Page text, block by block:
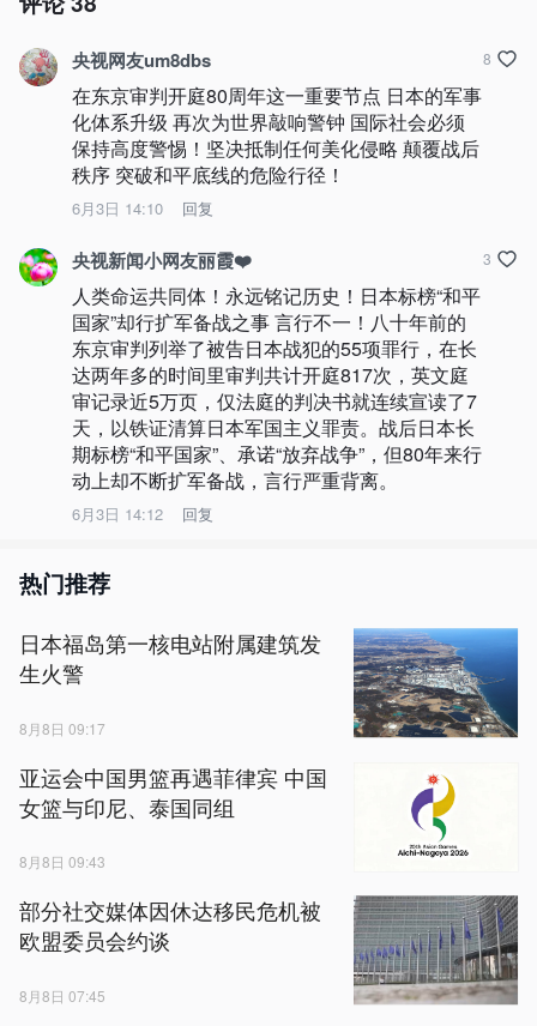
央视网友um8dbs
在东京审判开庭80周年这一重要节点 日本的军事
化体系升级 再次为世界敲响警钟 国际社会必须
保持高度警惕！坚决抵制任何美化侵略 颠覆战后
秩序 突破和平底线的危险行径！
6月3日 14:10 回复
8
央视新闻小网友丽霞❤️
人类命运共同体！永远铭记历史！日本标榜“和平
国家”却行扩军备战之事 言行不一！八十年前的
东京审判列举了被告日本战犯的55项罪行，在长
达两年多的时间里审判共计开庭817次，英文庭
审记录近5万页，仅法庭的判决书就连续宣读了7
天，以铁证清算日本军国主义罪责。战后日本长
期标榜“和平国家”、承诺“放弃战争”，但80年来行
动上却不断扩军备战，言行严重背离。
6月3日 14:12 回复
3
热门推荐
日本福岛第一核电站附属建筑发
生火警
8月8日 09:17
亚运会中国男篮再遇菲律宾 中国
女篮与印尼、泰国同组
8月8日 09:43
部分社交媒体因休达移民危机被
欧盟委员会约谈
8月8日 07:45